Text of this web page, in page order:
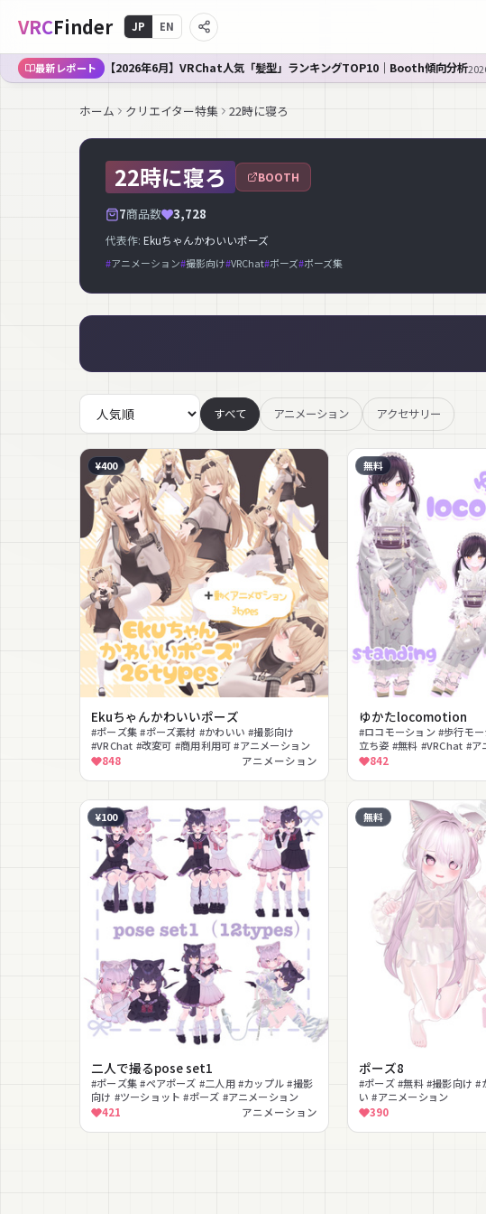
VRCFinder JP EN
最新レポート 【2026年6月】VRChat人気「髪型」ランキングTOP10｜Booth傾向分析
ホーム クリエイター特集 22時に寝ろ
22時に寝ろ BOOTH
7商品数 3,728
代表作: Ekuちゃんかわいいポーズ
#アニメーション#撮影向け#VRChat#ポーズ#ポーズ集
すべて アニメーション アクセサリー
¥400
Ekuちゃんかわいいポーズ
#ポーズ集 #ポーズ素材 #かわいい #撮影向け
#VRChat #改変可 #商用利用可 #アニメーション
848
アニメーション
無料
ゆかたlocomotion
#ロコモーション #歩行モ
立ち姿 #無料 #VRChat #ア
842
¥100
二人で撮るpose set1
#ポーズ集 #ペアポーズ #二人用 #カップル #撮影
向け #ツーショット #ポーズ #アニメーション
421
アニメーション
無料
ポーズ8
#ポーズ #無料 #撮影向け #
い #アニメーション
390